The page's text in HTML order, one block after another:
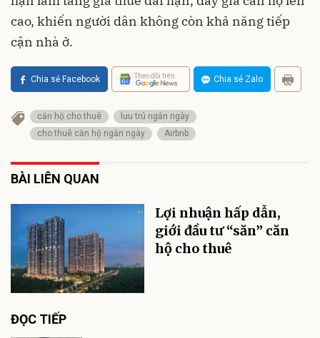
cao, khiến người dân không còn khả năng tiếp
cận nhà ở.
Chia sẻ Facebook Theo dõi trên Chia sẻ Zalo
căn hộ cho thuê
lưu trú ngắn ngày
cho thuê căn hộ ngắn ngày
Airbnb
BÀI LIÊN QUAN
Lợi nhuận hấp dẫn,
giới đầu tư “săn” căn
hộ cho thuê
ĐỌC TIẾP